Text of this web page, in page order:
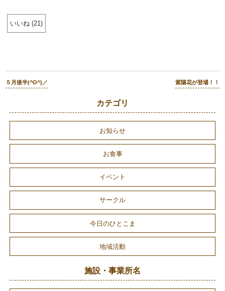
いいね (21)
５月後半(^O^)／ 紫陽花が登場！！
カテゴリ
お知らせ
お食事
イベント
サークル
今日のひとこま
地域活動
施設・事業所名